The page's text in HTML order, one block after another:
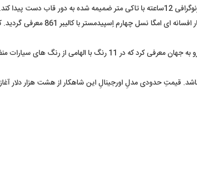
نسل های دوم و سوم در سال های 1959
اخیراً کمپانی امگا در همکاری با کمپانی سواچ نیز رفرنسی دیگر از این
قیمتِ حدودی مدلِ اورجینالِ این شاهکار از هشت هزار دلار